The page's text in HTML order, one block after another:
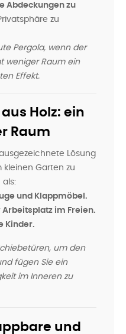
Abdeckungen zu
zu
Pergola, wenn der
weniger Raum ein
Effekt.
Holz: ein
Raum
Lösung
kleinen Garten zu
als:
und Klappmöbel.
Arbeitsplatz im Freien.
Kinder.
um den
fügen Sie ein
im Inneren zu
und